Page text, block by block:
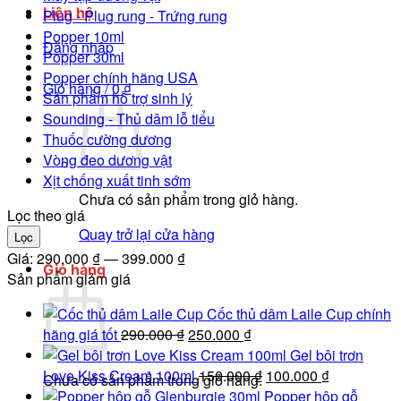
Liên hệ
Đăng nhập
Giỏ hàng /0₫
Chưa có sản phẩm trong giỏ hàng.
Quay trở lại cửa hàng
Giỏ hàng
Chưa có sản phẩm trong giỏ hàng.
Plug - Plug rung - Trứng rung
Popper 10ml
Popper 30ml
Popper chính hãng USA
Sản phẩm hỗ trợ sinh lý
Sounding - Thủ dâm lỗ tiểu
Thuốc cường dương
Vòng đeo dương vật
Xịt chống xuất tinh sớm
Lọc theo giá
Giá
tối
thiểu
Giá
tối
đa
Lọc
Giá: 290.000 ₫—399.000 ₫
Sản phẩm giảm giá
Cốc thủ dâm Laile Cup chính
hãng giá tốt290.000₫Giá
gốc
là:
290.000 ₫.
250.000 ₫Giá
hiện
tại
là:
Gel bôi trơn
Love Kiss Cream 100ml150.000₫ Giá
gốc
100.000 ₫Giá
hiện
Popper hộp gỗ